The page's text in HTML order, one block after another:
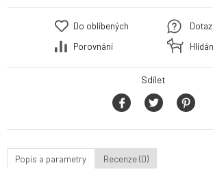
Do oblíbených
Porovnání
Sdílet
Popis a parametry Recenze (0)